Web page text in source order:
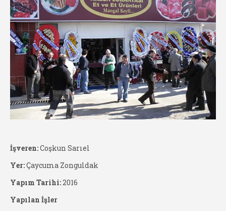
İşveren:Coşkun Sarıel
Yer:Çaycuma Zonguldak
Yapım Tarihi:2016
Yapılan İşler